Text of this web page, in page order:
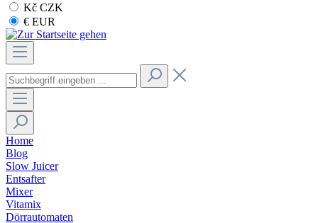
Kč CZK
€ EUR
Home
Blog
Slow Juicer
Entsafter
Mixer
Vitamix
Dörrautomaten